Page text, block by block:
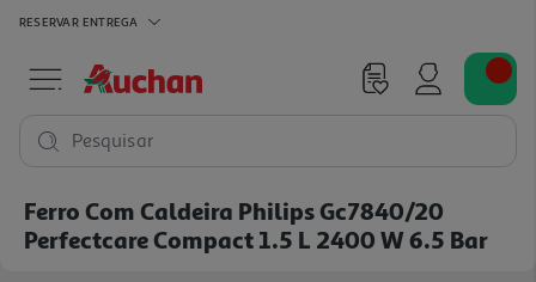
RESERVAR ENTREGA
Pesquisar
Ferro Com Caldeira Philips Gc7840/20
Perfectcare Compact 1.5 L 2400 W 6.5 Bar